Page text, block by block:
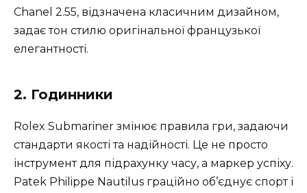
Chanel 2.55, відзначена класичним дизайном,
задає тон стилю оригінальної французької
елегантності.
2. Годинники
Rolex Submariner змінює правила гри, задаючи
стандарти якості та надійності. Це не просто
інструмент для підрахунку часу, а маркер успіху.
Patek Philippe Nautilus граційно об’єднує спорт і